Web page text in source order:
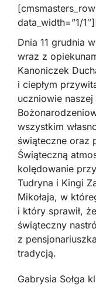
data_width=”1/
Dnia 11 grudnia
wraz z
Kanoniczek
i ciepłym
uczniowie naszej
wszystkim
świąteczne oraz
Świąteczną
kolędowanie
Tudryna i Kingi
Mikołaja, w
i który sprawił,
świąteczny
z
tradycją.
Gabrysia Sołga